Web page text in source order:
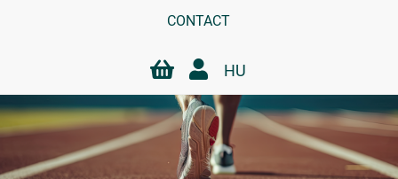
CONTACT
HU